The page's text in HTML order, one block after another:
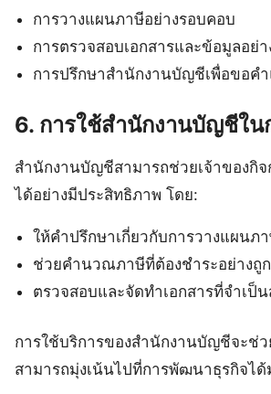
การวางแผนภาษีอย่างรอบคอบ
การตรวจสอบเอกสารและข้อมูลอย่า
การปรึกษาสำนักงานบัญชีเพื่อขอค
6. การใช้สำนักงานบัญชีใน
สำนักงานบัญชีสามารถช่วยเจ้าของกิจ
ได้อย่างมีประสิทธิภาพ โดย:
ให้คำปรึกษาเกี่ยวกับการวางแผนภ
ช่วยคำนวณภาษีที่ต้องชำระอย่างถู
ตรวจสอบและจัดทำเอกสารที่จำเป็
การใช้บริการของสำนักงานบัญชีจะช่ว
สามารถมุ่งเน้นไปที่การพัฒนาธุรกิจไ